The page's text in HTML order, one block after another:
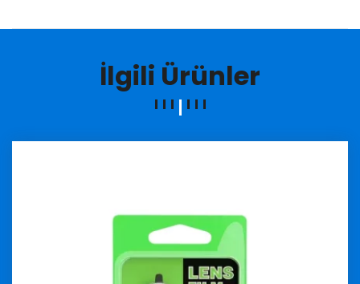
İlgili Ürünler